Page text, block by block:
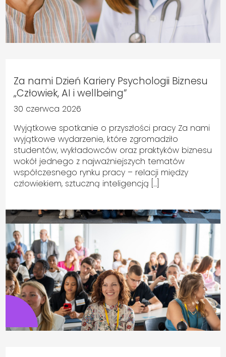
Za nami Dzień Kariery Psychologii Biznesu
„Człowiek, AI i wellbeing”
30 czerwca 2026
Wyjątkowe spotkanie o przyszłości pracy Za nami
wyjątkowe wydarzenie, które zgromadziło
studentów, wykładowców oraz praktyków biznesu
wokół jednego z najważniejszych tematów
współczesnego rynku pracy – relacji między
człowiekiem, sztuczną inteligencją […]